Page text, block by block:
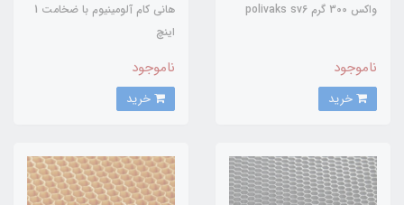
واکس 300 گرم polivaks sv6
ناموجود
هانی کام آلومینیوم با ضخامت 1
اینچ
ناموجود